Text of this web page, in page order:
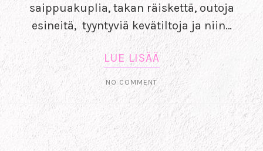
saippuakuplia, takan räiskettä, outoja
esineitä, tyyntyviä kevätiltoja ja niin…
LUE LISÄÄ
NO COMMENT